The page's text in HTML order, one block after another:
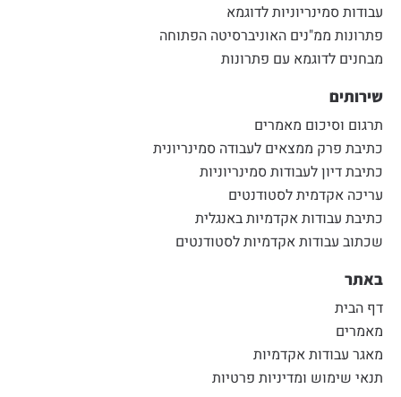
עבודות סמינריוניות לדוגמא
פתרונות ממ"נים האוניברסיטה הפתוחה
מבחנים לדוגמא עם פתרונות
שירותים
תרגום וסיכום מאמרים
כתיבת פרק ממצאים לעבודה סמינריונית
כתיבת דיון לעבודות סמינריוניות
עריכה אקדמית לסטודנטים
כתיבת עבודות אקדמיות באנגלית
שכתוב עבודות אקדמיות לסטודנטים
באתר
דף הבית
מאמרים
מאגר עבודות אקדמיות
תנאי שימוש ומדיניות פרטיות